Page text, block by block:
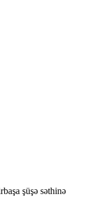
şüşə səthinə